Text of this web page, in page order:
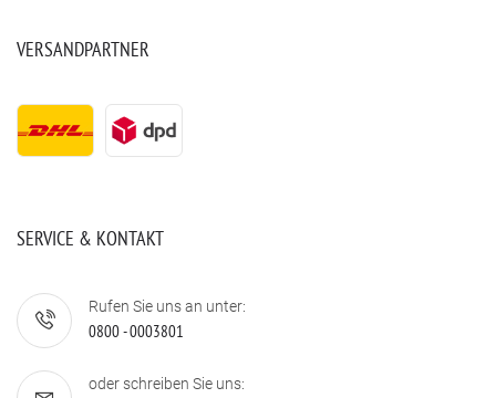
VERSANDPARTNER
SERVICE & KONTAKT
Rufen Sie uns an unter:
0800 - 0003801
oder schreiben Sie uns: